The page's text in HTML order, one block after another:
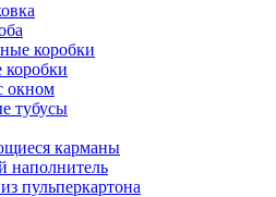
коробки
окном
тубусы
карманы
наполнитель
пульперкартона